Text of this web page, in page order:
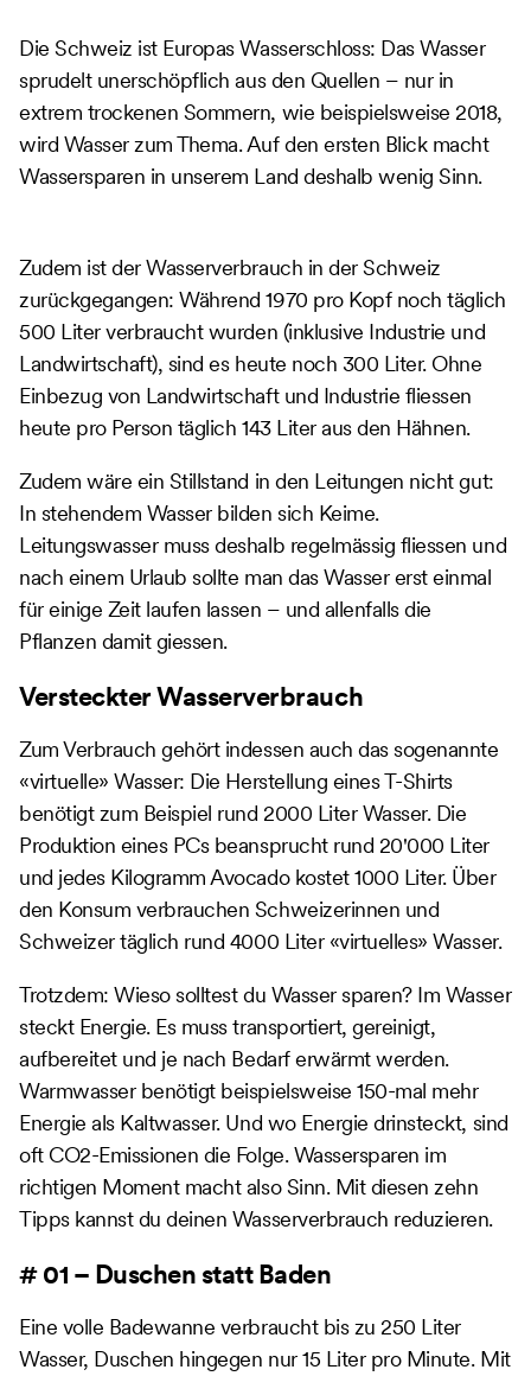
Die Schweiz ist Europas Wasserschloss: Das Wasser
sprudelt unerschöpflich aus den Quellen – nur in
extrem trockenen Sommern, wie beispielsweise 2018,
wird Wasser zum Thema. Auf den ersten Blick macht
Wassersparen in unserem Land deshalb wenig Sinn.
Zudem ist der Wasserverbrauch in der Schweiz
zurückgegangen: Während 1970 pro Kopf noch täglich
500 Liter verbraucht wurden (inklusive Industrie und
Landwirtschaft), sind es heute noch 300 Liter. Ohne
Einbezug von Landwirtschaft und Industrie fliessen
heute pro Person täglich 143 Liter aus den Hähnen.
Zudem wäre ein Stillstand in den Leitungen nicht gut:
In stehendem Wasser bilden sich Keime.
Leitungswasser muss deshalb regelmässig fliessen und
nach einem Urlaub sollte man das Wasser erst einmal
für einige Zeit laufen lassen – und allenfalls die
Pflanzen damit giessen.
Versteckter Wasserverbrauch
Zum Verbrauch gehört indessen auch das sogenannte
«virtuelle» Wasser: Die Herstellung eines T-Shirts
benötigt zum Beispiel rund 2000 Liter Wasser. Die
Produktion eines PCs beansprucht rund 20'000 Liter
und jedes Kilogramm Avocado kostet 1000 Liter. Über
den Konsum verbrauchen Schweizerinnen und
Schweizer täglich rund 4000 Liter «virtuelles» Wasser.
Trotzdem: Wieso solltest du Wasser sparen? Im Wasser
steckt Energie. Es muss transportiert, gereinigt,
aufbereitet und je nach Bedarf erwärmt werden.
Warmwasser benötigt beispielsweise 150-mal mehr
Energie als Kaltwasser. Und wo Energie drinsteckt, sind
oft CO2-Emissionen die Folge. Wassersparen im
richtigen Moment macht also Sinn. Mit diesen zehn
Tipps kannst du deinen Wasserverbrauch reduzieren.
# 01 – Duschen statt Baden
Eine volle Badewanne verbraucht bis zu 250 Liter
Wasser, Duschen hingegen nur 15 Liter pro Minute. Mit